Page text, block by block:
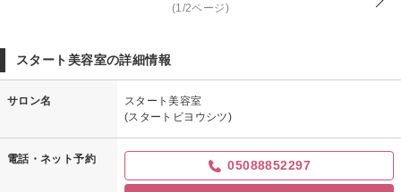
みが増してきましたこの頃ですがまたのご来店楽しみにお待ちしておりま
(1/2ページ)
スタート美容室の詳細情報
サロン名
スタート美容室
(スタートビヨウシツ)
電話・ネット予約 05088852297